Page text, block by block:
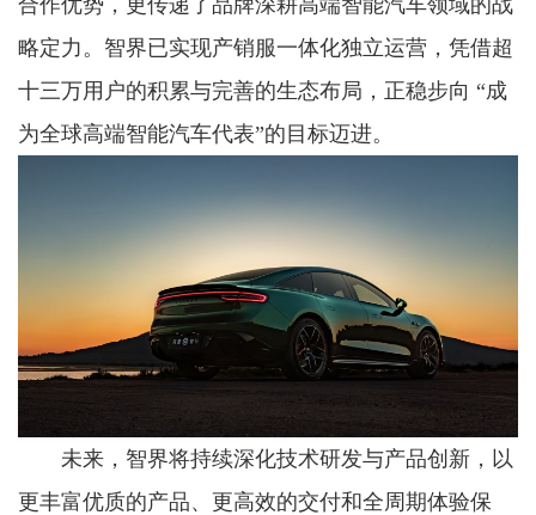
合作优势，更传递了品牌深耕高端智能汽车领域的战
略定力。智界已实现产销服一体化独立运营，凭借超
十三万用户的积累与完善的生态布局，正稳步向 “成
为全球高端智能汽车代表”的目标迈进。
未来，智界将持续深化技术研发与产品创新，以
更丰富优质的产品、更高效的交付和全周期体验保